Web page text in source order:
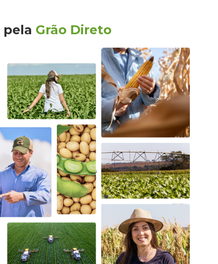
pela Grão Direto